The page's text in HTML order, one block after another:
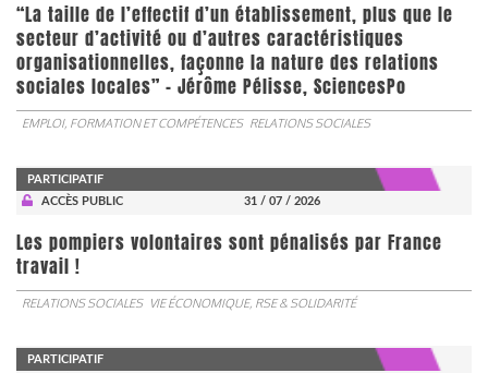
“La taille de l’effectif d’un établissement, plus que le
secteur d’activité ou d’autres caractéristiques
organisationnelles, façonne la nature des relations
sociales locales” - Jérôme Pélisse, SciencesPo
EMPLOI, FORMATION ET COMPÉTENCES RELATIONS SOCIALES
PARTICIPATIF
ACCÈS PUBLIC
31 / 07 / 2026
Les pompiers volontaires sont pénalisés par France
travail !
RELATIONS SOCIALES VIE ÉCONOMIQUE, RSE & SOLIDARITÉ
PARTICIPATIF